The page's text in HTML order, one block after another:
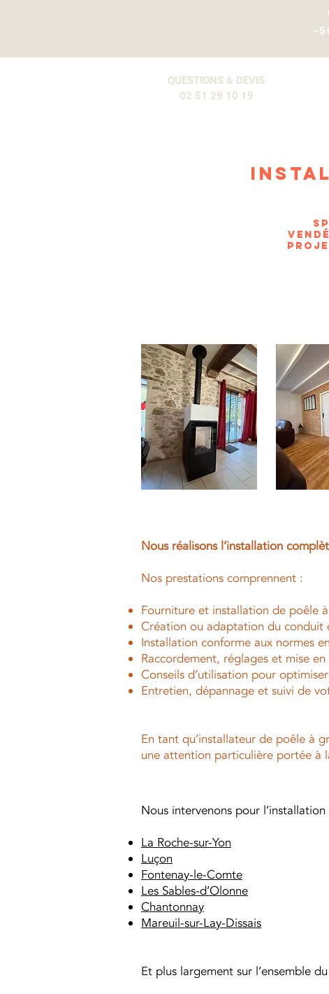
-
QUESTIONS & DEVIS
02 51 29 10 19
Nous réalisons l’installation
Nos prestations comprennent :
Fourniture et installation de poêle
Création ou adaptation du conduit
Installation conforme aux normes
Raccordement, réglages et mise en
Conseils d’utilisation pour
Entretien, dépannage et suivi de
En tant qu’installateur de poêle à
une attention particulière portée à
Nous intervenons pour
La Roche-sur-Yon
Luçon
Fontenay-le-Comte
Les Sables-d’Olonne
Chantonnay
Mareuil-sur-Lay-Dissais
Et plus largement sur l’ensemble